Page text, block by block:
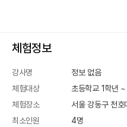
체험정보
강사명
정보 없음
체험대상
초등학교 1학년
체험장소
서울 강동구 천호
최소인원
4명